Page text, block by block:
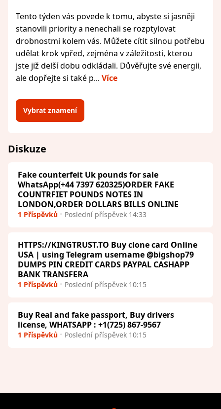
Tento týden vás povede k tomu, abyste si jasněji
stanovili priority a nenechali se rozptylovat
drobnostmi kolem vás. Můžete cítit silnou potřebu
udělat krok vpřed, zejména v záležitosti, kterou
jste již delší dobu odkládali. Důvěřujte své energii,
ale dopřejte si také p... Více
Vybrat znamení
Diskuze
Fake counterfeit Uk pounds for sale
WhatsApp(+44 7397 620325)ORDER FAKE
COUNTRFIET POUNDS NOTES IN
LONDON,ORDER DOLLARS BILLS ONLINE
1 Příspěvků Poslední příspěvek 14:33
HTTPS://KINGTRUST.TO Buy clone card Online
USA | using Telegram username @bigshop79
DUMPS PIN CREDIT CARDS PAYPAL CASHAPP
BANK TRANSFERA
1 Příspěvků Poslední příspěvek 10:15
Buy Real and fake passport, Buy drivers
license, WHATSAPP : +1(725) 867-9567
1 Příspěvků Poslední příspěvek 10:15